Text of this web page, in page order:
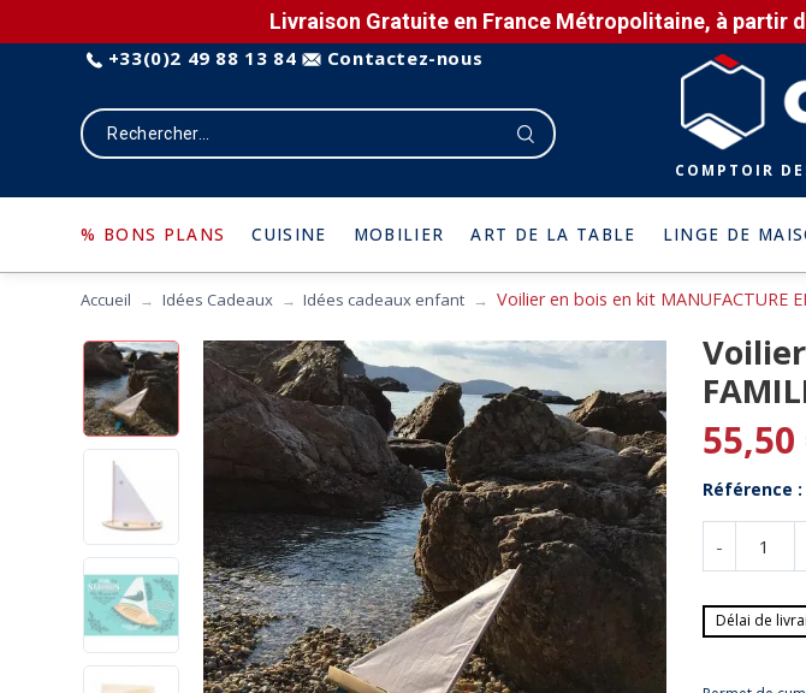
Livraison Gratuite en France Métropolitaine, à partir
+33(0)2 49 88 13 84 Contactez-nous
COMPTOIR
% BONS PLANS CUISINE MOBILIER ART DE LA TABLE LINGE DE
Accueil Idées Cadeaux Idées cadeaux enfant Voilier en bois en kit MANUFACTURE
55,50
Référence :
-
Délai de